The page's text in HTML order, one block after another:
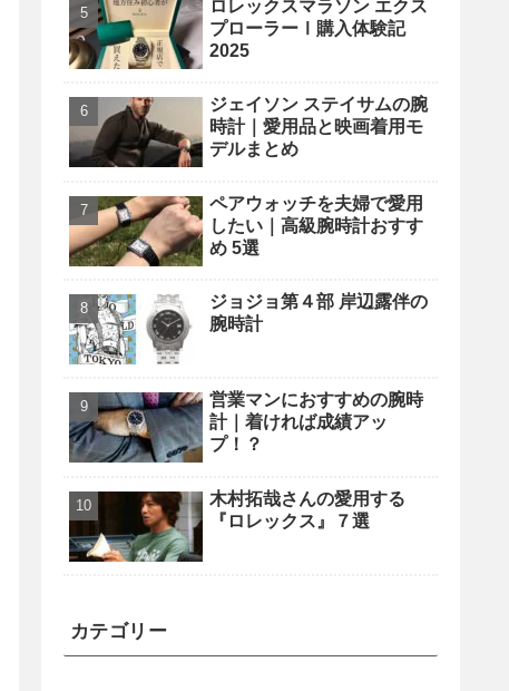
ロレックスマラソン エクス
プローラーⅠ購入体験記
2025
ジェイソン ステイサムの腕
時計｜愛用品と映画着用モ
デルまとめ
ペアウォッチを夫婦で愛用
したい｜高級腕時計おすす
め 5選
ジョジョ第４部 岸辺露伴の
腕時計
営業マンにおすすめの腕時
計｜着ければ成績アッ
プ！？
木村拓哉さんの愛用する
『ロレックス』７選
カテゴリー